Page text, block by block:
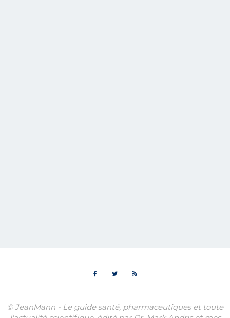
© JeanMann - Le guide santé, pharmaceutiques et toute